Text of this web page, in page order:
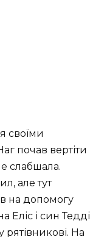
своїми
почав вертіти
слабшала.
але тут
на допомогу
Еліс і син Тедді
На